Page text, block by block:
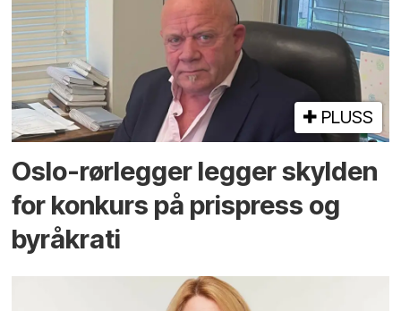
PLUSS
Oslo-rørlegger legger skylden
for konkurs på prispress og
byråkrati